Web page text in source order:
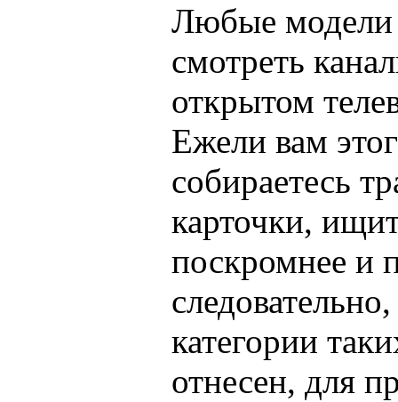
Любые модели
смотреть
открытом
Ежели вам
собираетесь
карточки,
поскромнее и
категории
отнесен, для